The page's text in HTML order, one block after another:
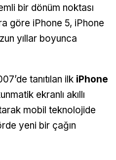
bir dönüm noktası
göre iPhone 5, iPhone
yıllar boyunca
tanıtılan ilk iPhone
ekranlı akıllı
mobil teknolojide
yeni bir çağın